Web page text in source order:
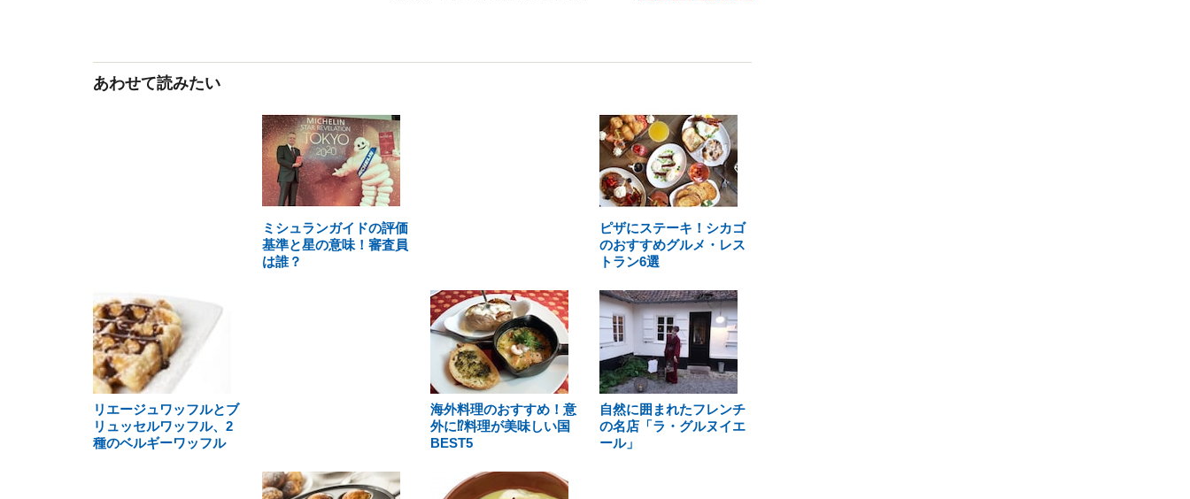
あわせて読みたい
ミシュランガイドの評価
基準と星の意味！審査員
は誰？
ピザにステーキ！シカゴ
のおすすめグルメ・レス
トラン6選
リエージュワッフルとブ
リュッセルワッフル、2
種のベルギーワッフル
海外料理のおすすめ！意
外に⁉料理が美味しい国
BEST5
自然に囲まれたフレンチ
の名店「ラ・グルヌイエ
ール」